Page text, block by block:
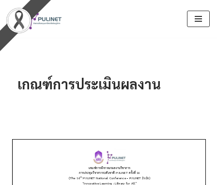
Skip
to
เกณฑ์การประเมินผลงาน